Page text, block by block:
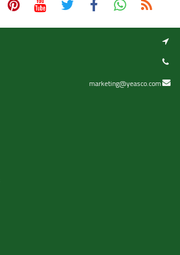
marketing@yeasco.com